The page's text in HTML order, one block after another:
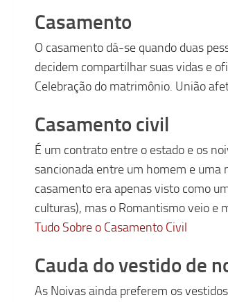
Casamento
O casamento dá-se quando duas
decidem compartilhar suas vidas e
Celebração do matrimônio. União
Casamento civil
É um contrato entre o estado e os
sancionada entre um homem e uma
casamento era apenas visto como
culturas), mas o Romantismo veio e
Tudo Sobre o Casamento Civil
Cauda do vestido de
As Noivas ainda preferem os